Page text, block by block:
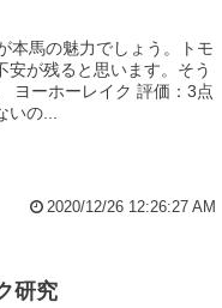
本馬の魅力でしょう。トモ
安が残ると思います。そう
ヨーホーレイク 評価：3点
の...
2020/12/26 12:26:27 AM
研究